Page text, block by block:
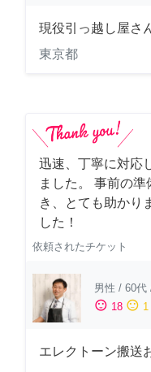
現役引っ越し屋さ
東京都
迅速、丁寧に対応
ました。 事前の
き、とても助かり
した！
依頼されたチケット
男性 / 60代
sentiment_satisfied 18 sentiment_neutral 1
エレクトーン搬送